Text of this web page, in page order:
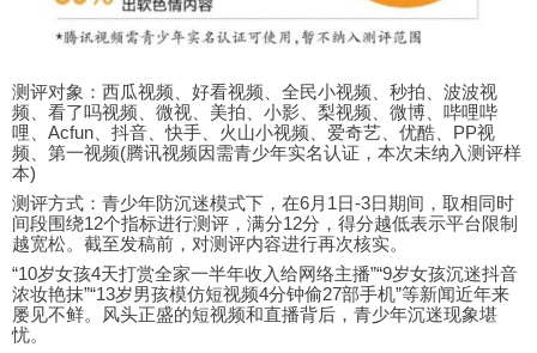
测评对象：西瓜视频、好看视频、全民小视频、秒拍、波波视
频、看了吗视频、微视、美拍、小影、梨视频、微博、哔哩哔
哩、Acfun、抖音、快手、火山小视频、爱奇艺、优酷、PP视
频、第一视频(腾讯视频因需青少年实名认证，本次未纳入测评样
本)
测评方式：青少年防沉迷模式下，在6月1日-3日期间，取相同时
间段围绕12个指标进行测评，满分12分，得分越低表示平台限制
越宽松。截至发稿前，对测评内容进行再次核实。
“10岁女孩4天打赏全家一半年收入给网络主播”“9岁女孩沉迷抖音
浓妆艳抹”“13岁男孩模仿短视频4分钟偷27部手机”等新闻近年来
屡见不鲜。风头正盛的短视频和直播背后，青少年沉迷现象堪
忧。